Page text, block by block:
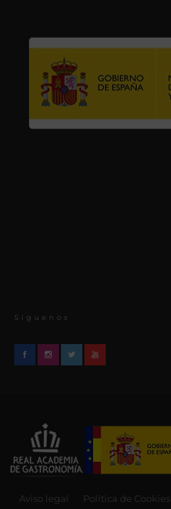
Síguenos
Aviso legal Política de Cookies